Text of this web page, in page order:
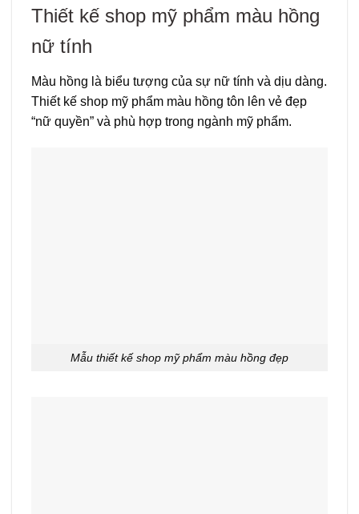
Thiết kế shop mỹ phẩm màu hồng
nữ tính
Màu hồng là biểu tượng của sự nữ tính và dịu dàng.
Thiết kế shop mỹ phẩm màu hồng tôn lên vẻ đẹp
“nữ quyền” và phù hợp trong ngành mỹ phẩm.
Mẫu thiết kế shop mỹ phẩm màu hồng đẹp